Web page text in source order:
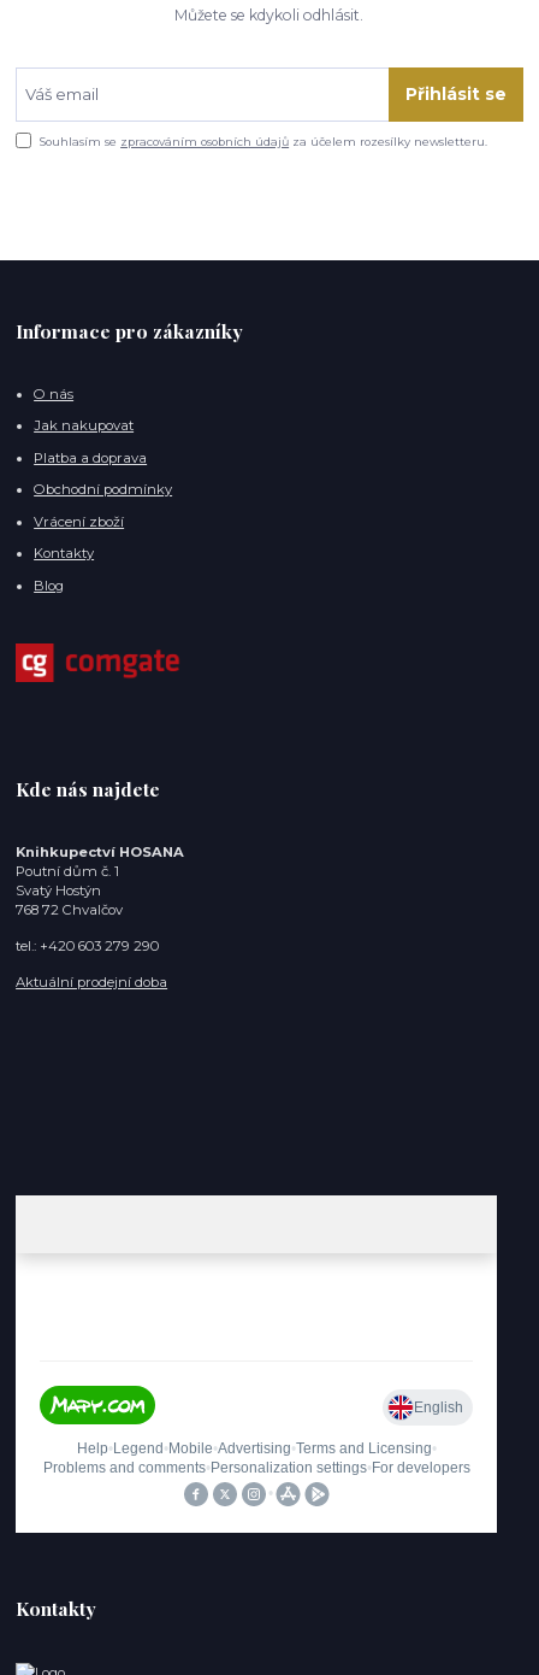
Můžete se kdykoli odhlásit.
Přihlásit se
Souhlasím se zpracováním osobních údajů za účelem rozesílky newsletteru.
Informace pro zákazníky
O nás
Jak nakupovat
Platba a doprava
Obchodní podmínky
Vrácení zboží
Kontakty
Blog
Kde nás najdete
Knihkupectví HOSANA
Poutní dům č. 1
Svatý Hostýn
768 72 Chvalčov
tel.: +420 603 279 290
Aktuální prodejní doba
Kontakty